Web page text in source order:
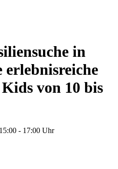
in
erlebnisreiche
von 10 bis
- 17:00 Uhr